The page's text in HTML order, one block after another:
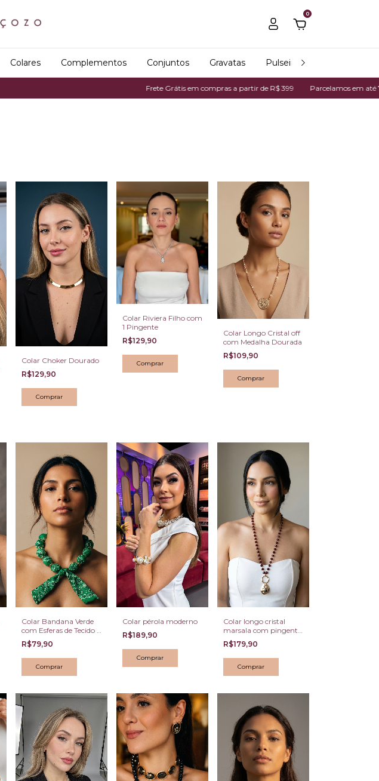
0
Colares Complementos Conjuntos Gravatas Pulseiras
Frete Grátis em compras a partir de R$ 399 Parcelamos em até 7x no cartão de crédito
Colar Choker Dourado
R$129,90
Colar Riviera Filho com
1 Pingente
R$129,90
Comprar
Colar Longo Cristal off
com Medalha Dourada
R$109,90
Colar Bandana Verde
com Esferas de Tecido e
Amarração Dourada
R$79,90
Colar pérola moderno
R$189,90
Comprar
Colar longo cristal
marsala com pingente
dourado
R$179,90